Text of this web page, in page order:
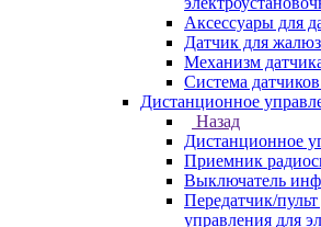
Аксессуары для
Датчик для
Механизм
Система
Дистанционное
Назад
Дистанционное
Приемник
Выключатель
Передатчик/
управления для